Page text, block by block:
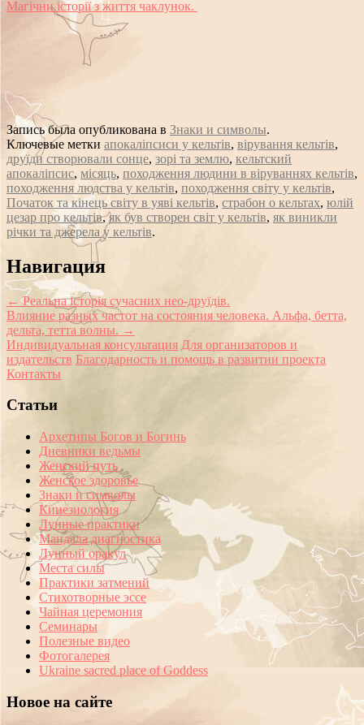
Магічни історії з життя чаклунок.
Запись была опубликована в Знаки и символы.
Ключевые метки апокаліпсиси у кельтів, вірування кельтів,
друїди створювали сонце, зорі та землю, кельтский
апокаліпсис, місяць, походження людини в віруваннях кельтів,
походження людства у кельтів, походження світу у кельтів,
Початок та кінець світу в уяві кельтів, страбон о кельтах, юлій
цезар про кельтів,як був створен світ у кельтів, як виникли
річки та джерела у кельтів.
Сообщение
навигации
Навигация
← Реальна історія сучасних нео-друїдів.
Влияние разных частот на состояния человека. Альфа, бетта,
дельта, тетта волны. →
Индивидуальная консультация Для организаторов и
издательств Благодарность и помощь в развитии проекта
Контакты
Статьи
Архетипы Богов и Богинь
Дневники ведьмы
Женский путь
Женское здоровье
Знаки и символы
Кинезиология
Лунные практики
Мандала диагностика
Лунный оракул
Места силы
Практики затмений
Стихотворные эссе
Чайная церемония
Семинары
Полезные видео
Фотогалерея
Ukraine sacred place of Goddess
Новое на сайте